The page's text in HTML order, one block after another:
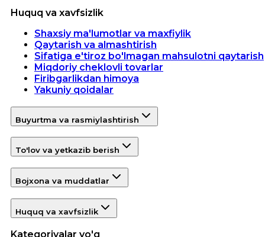
Huquq va xavfsizlik
Shaxsiy ma'lumotlar va maxfiylik
Qaytarish va almashtirish
Sifatiga e'tiroz bo'lmagan mahsulotni qaytarish
Miqdoriy cheklovli tovarlar
Firibgarlikdan himoya
Yakuniy qoidalar
Buyurtma va rasmiylashtirish
To'lov va yetkazib berish
Bojxona va muddatlar
Huquq va xavfsizlik
Kategoriyalar yo'q